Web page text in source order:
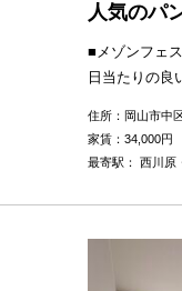
人気のパ
■メゾンフェ
日当たりの良
住所：岡山市中
家賃： 34,000円
最寄駅： 西川原